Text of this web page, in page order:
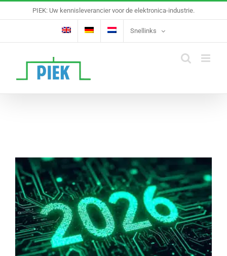
naar
PIEK: Uw kennisleverancier voor de elektronica-industrie.
Snellinks